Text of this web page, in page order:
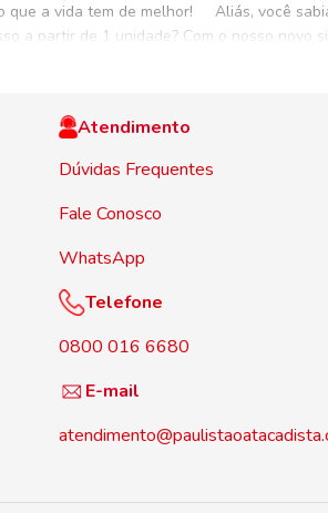
que a vida tem de melhor! Aliás, você
a partir de 1 unidade? Com o nosso novo
nossas vantagens e ofertas!
Atendimento
Dúvidas Frequentes
Fale Conosco
WhatsApp
Telefone
0800 016 6680
E-mail